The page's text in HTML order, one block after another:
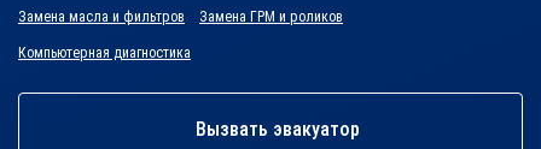
Замена масла и фильтров Замена ГРМ и роликов
Компьютерная диагностика
Вызвать эвакуатор